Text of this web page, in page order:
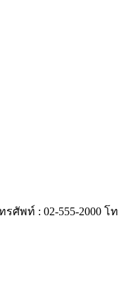
ศัพท์ : 02-555-2000 โ